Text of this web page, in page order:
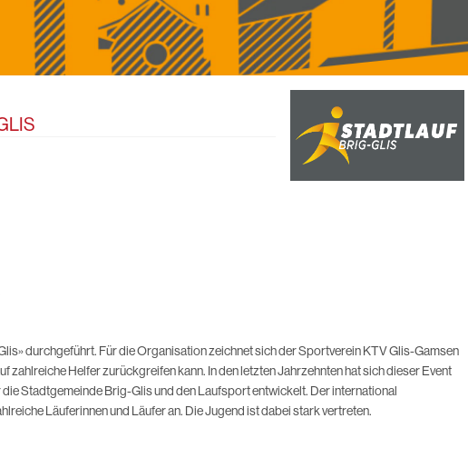
durchgeführt. Für die Organisation zeichnet sich der Sportverein KTV Glis-Gamsen
zahlreiche Helfer zurückgreifen kann. In den letzten Jahrzehnten hat sich dieser Event
Stadtgemeinde Brig-Glis und den Laufsport entwickelt. Der international
Läuferinnen und Läufer an. Die Jugend ist dabei stark vertreten.